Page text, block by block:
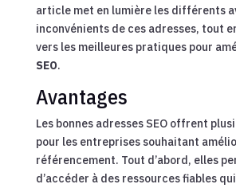
article met en lumière les différents
inconvénients de ces adresses, tout
vers les meilleures pratiques pour
SEO.
Avantages
Les bonnes adresses SEO offrent
pour les entreprises souhaitant
référencement. Tout d’abord, elles
d’accéder à des ressources fiables